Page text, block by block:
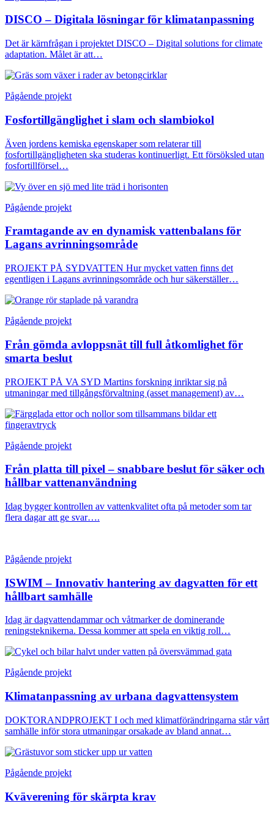
DISCO – Digitala lösningar för klimatanpassning
Det är kärnfrågan i projektet DISCO – Digital solutions for climate
adaptation. Målet är att…
Pågående projekt
Fosfortillgänglighet i slam och slambiokol
Även jordens kemiska egenskaper som relaterar till
fosfortillgängligheten ska studeras kontinuerligt. Ett försöksled utan
fosfortillförsel…
Pågående projekt
Framtagande av en dynamisk vattenbalans för
Lagans avrinningsområde
PROJEKT PÅ SYDVATTEN Hur mycket vatten finns det
egentligen i Lagans avrinningsområde och hur säkerställer…
Pågående projekt
Från gömda avloppsnät till full åtkomlighet för
smarta beslut
PROJEKT PÅ VA SYD Martins forskning inriktar sig på
utmaningar med tillgångsförvaltning (asset management) av…
Pågående projekt
Från platta till pixel – snabbare beslut för säker och
hållbar vattenanvändning
Idag bygger kontrollen av vattenkvalitet ofta på metoder som tar
flera dagar att ge svar….
Pågående projekt
ISWIM – Innovativ hantering av dagvatten för ett
hållbart samhälle
Idag är dagvattendammar och våtmarker de dominerande
reningsteknikerna. Dessa kommer att spela en viktig roll…
Pågående projekt
Klimatanpassning av urbana dagvattensystem
DOKTORANDPROJEKT I och med klimatförändringarna står vårt
samhälle inför stora utmaningar orsakade av bland annat…
Pågående projekt
Kväverening för skärpta krav